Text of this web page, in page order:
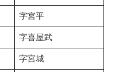
字宮平
字喜屋武
字宮城